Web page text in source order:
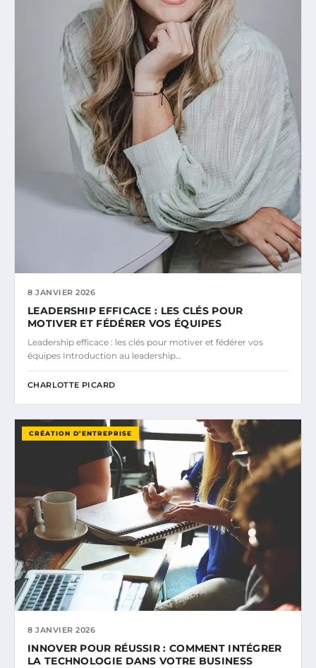
8 JANVIER 2026
LEADERSHIP EFFICACE : LES CLÉS POUR
MOTIVER ET FÉDÉRER VOS ÉQUIPES
Leadership efficace : les clés pour motiver et fédérer vos
équipes Introduction au leadership…
CHARLOTTE PICARD
CRÉATION D’ENTREPRISE
8 JANVIER 2026
INNOVER POUR RÉUSSIR : COMMENT INTÉGRER
LA TECHNOLOGIE DANS VOTRE BUSINESS